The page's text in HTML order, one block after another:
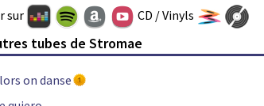
sur CD / Vinyls
tubes de Stromae
on danse